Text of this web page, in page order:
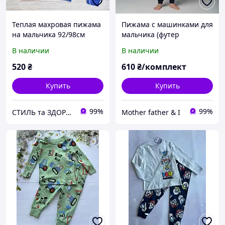
Теплая махровая пижама
на мальчика 92/98см
В наличии
520₴
Купить
СТИЛЬ та ЗДОРОВ'Я 99%
Пижама с машинками для
мальчика (футер
98 см
В наличии
610₴/комплект
Купить
Mother father & I 99%